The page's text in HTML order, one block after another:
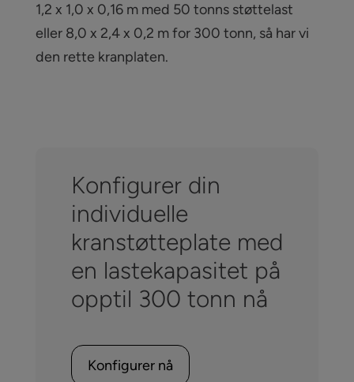
1,2 x 1,0 x 0,16 m med 50 tonns støttelast
eller 8,0 x 2,4 x 0,2 m for 300 tonn, så har vi
den rette kranplaten.
Konfigurer din
individuelle
kranstøtteplate med
en lastekapasitet på
opptil 300 tonn nå
Konfigurer nå